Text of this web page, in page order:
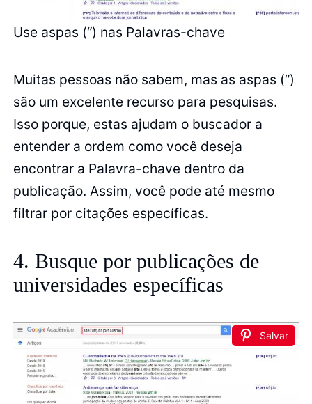
Use aspas (“) nas Palavras-chave
Muitas pessoas não sabem, mas as aspas (“)
são um excelente recurso para pesquisas.
Isso porque, estas ajudam o buscador a
entender a ordem como você deseja
encontrar a Palavra-chave dentro da
publicação. Assim, você pode até mesmo
filtrar por citações específicas.
4. Busque por publicações de
universidades específicas
Salvar